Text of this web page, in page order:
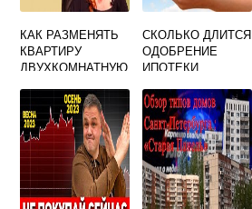
КАК РАЗМЕНЯТЬ
КВАРТИРУ
ДВУХКОМНАТНУЮ
ОДНОКОМНАТНЫ
Е
СКОЛЬКО ДЛИТСЯ
ОДОБРЕНИЕ
ИПОТЕКИ